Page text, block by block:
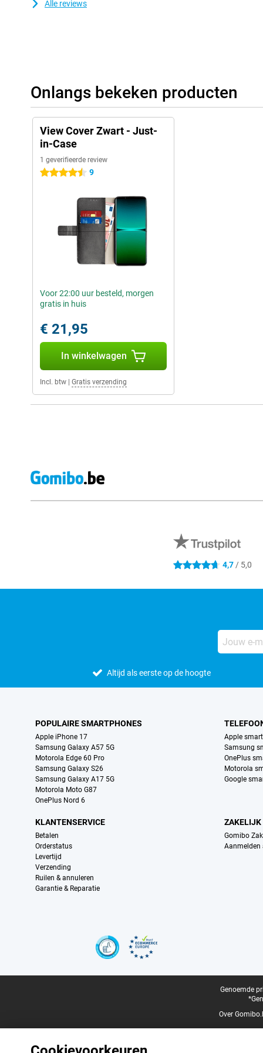
Alle reviews
Onlangs bekeken producten
View Cover Zwart - Just-
in-Case
1 geverifieerde review
4.5 sterren 9
Voor 22:00 uur besteld, morgen
gratis in huis
€ 21,95
In winkelwagen
Incl. btw Gratis verzending
4.7 sterren 4,7 / 5,0
Altijd als eerste op de hoogte
POPULAIRE SMARTPHONES
Apple iPhone 17
Samsung Galaxy A57 5G
Motorola Edge 60 Pro
Samsung Galaxy S26
Samsung Galaxy A17 5G
Motorola Moto G87
OnePlus Nord 6
Apple
Samsung
OnePlus
Motorola
Google
KLANTENSERVICE
Betalen
Orderstatus
Levertijd
Verzending
Ruilen & annuleren
Garantie & Reparatie
ZAKELIJK
Gomibo
Aanmelden
Genoemde
Over